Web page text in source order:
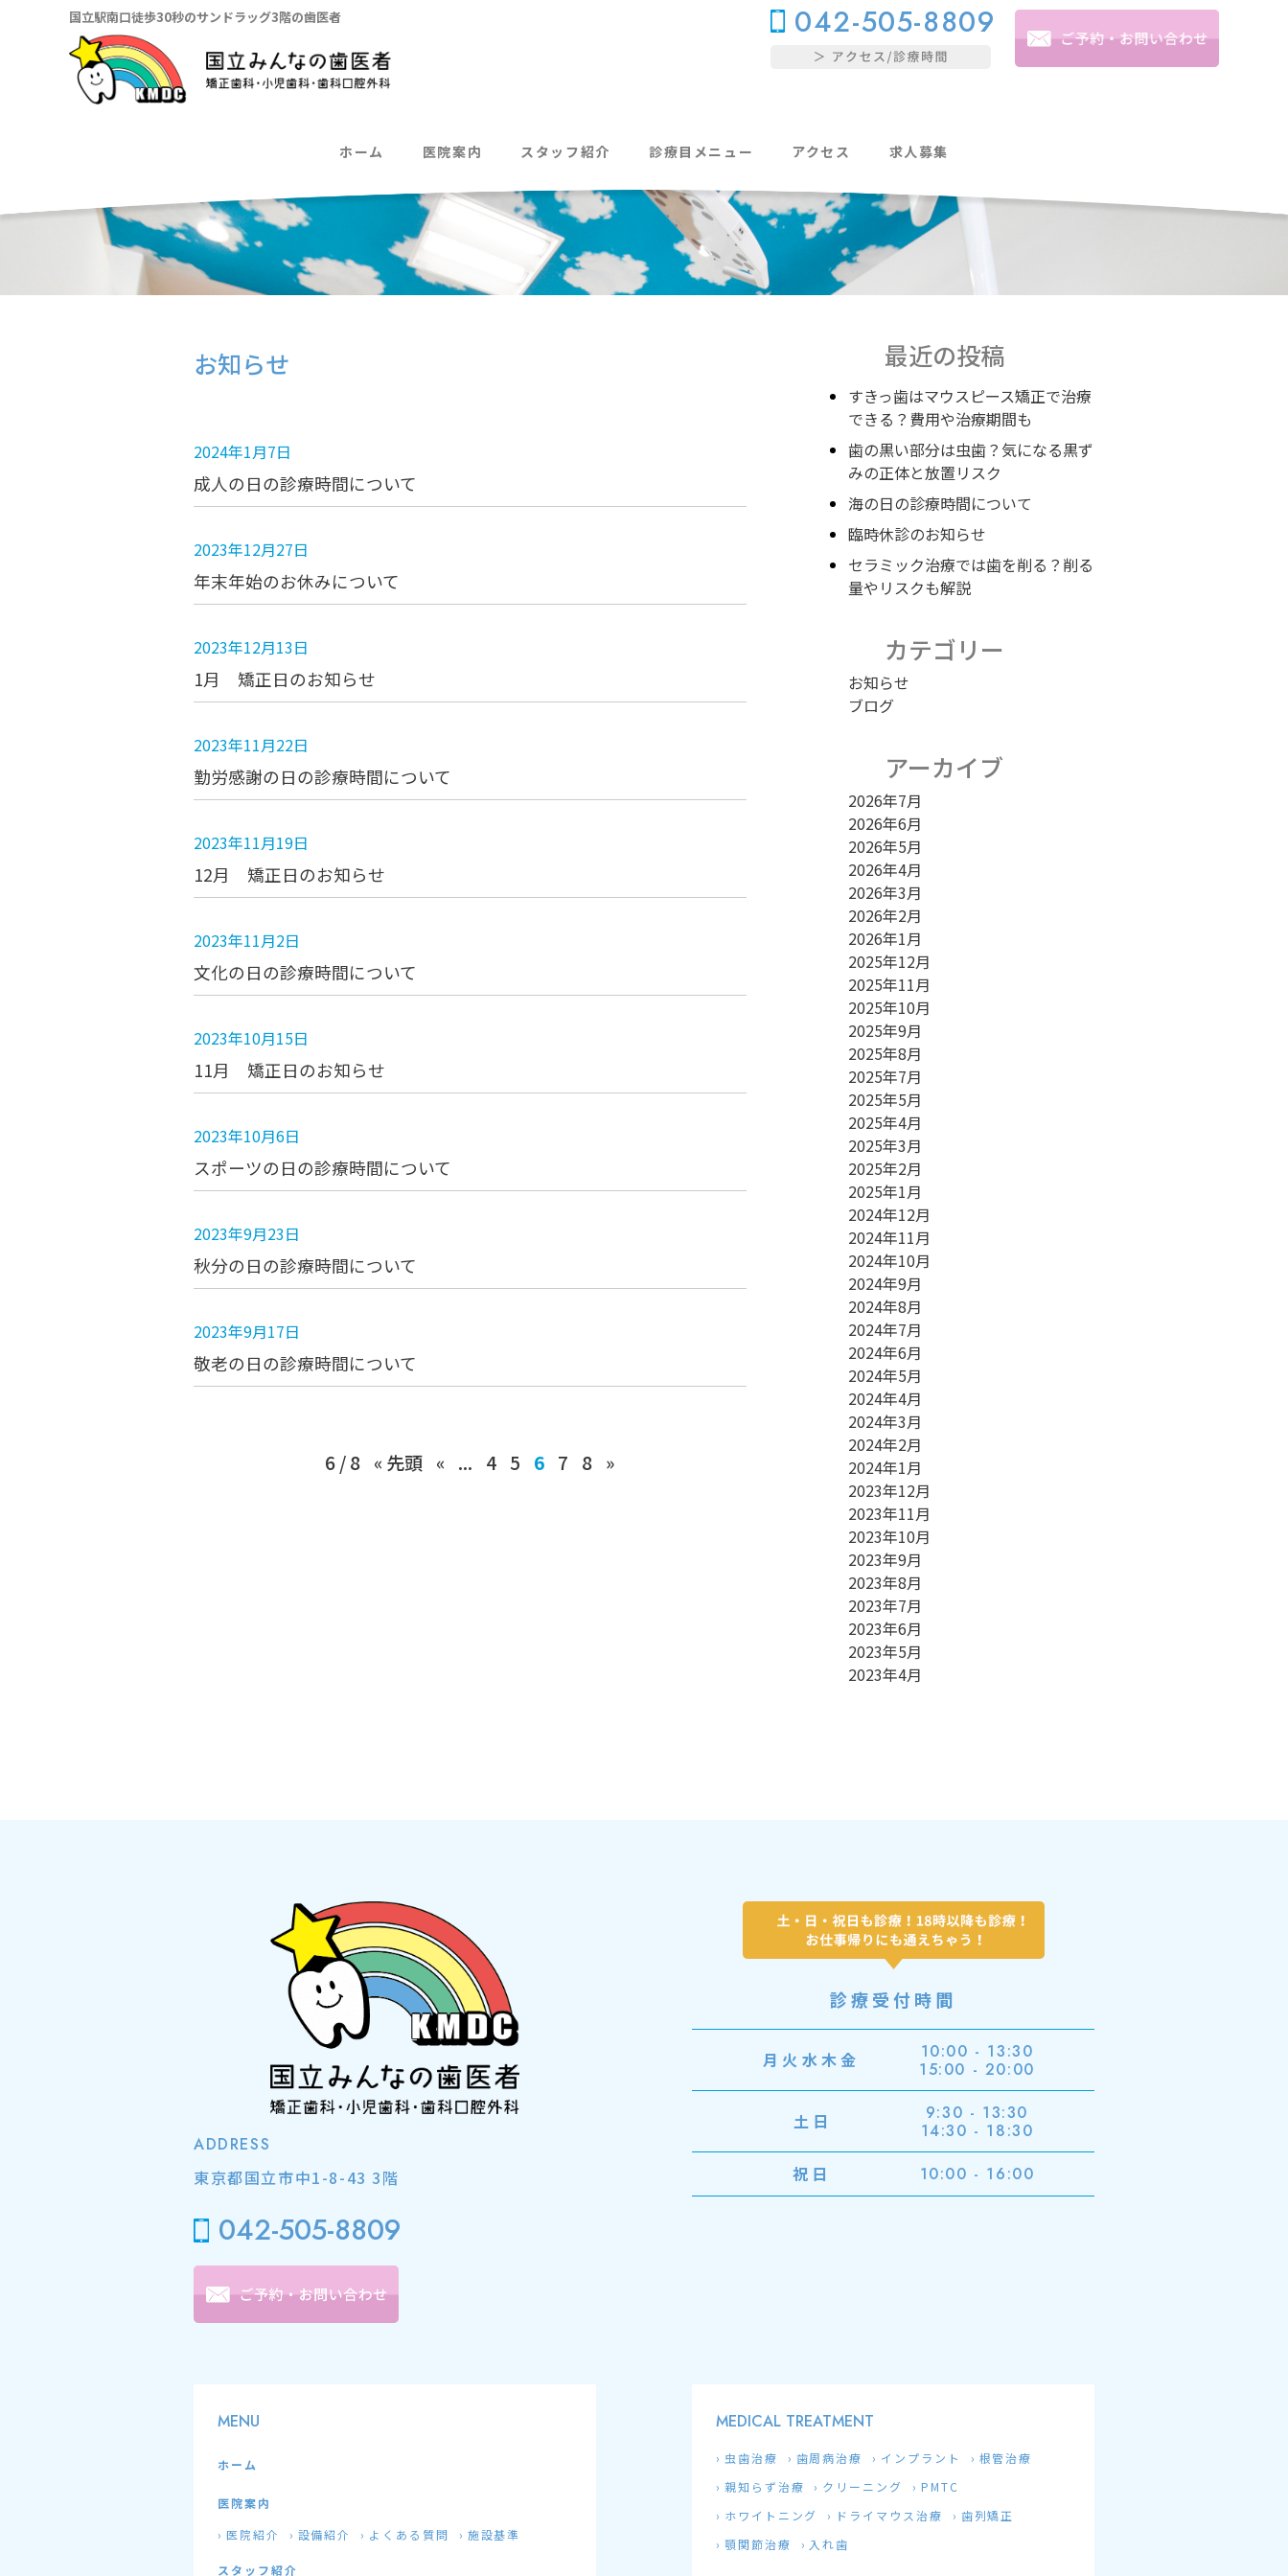
国立駅南口徒歩30秒のサンドラッグ3階の歯医者 042-505-8809
ホーム 医院案内 スタッフ紹介 診療目メニュー アクセス 求人募集
お知らせ
2024年1月7日
成人の日の診療時間について
2023年12月27日
年末年始のお休みについて
2023年12月13日
1月 矯正日のお知らせ
2023年11月22日
勤労感謝の日の診療時間について
2023年11月19日
12月 矯正日のお知らせ
2023年11月2日
文化の日の診療時間について
2023年10月15日
11月 矯正日のお知らせ
2023年10月6日
スポーツの日の診療時間について
2023年9月23日
秋分の日の診療時間について
2023年9月17日
敬老の日の診療時間について
6 / 8 « 先頭 « ... 4 5 6 7 8 »
最近の投稿
すきっ歯はマウスピース矯正で治療
できる？費用や治療期間も
歯の黒い部分は虫歯？気になる黒ず
みの正体と放置リスク
海の日の診療時間について
臨時休診のお知らせ
セラミック治療では歯を削る？削る
量やリスクも解説
カテゴリー
お知らせ
ブログ
アーカイブ
2026年7月
2026年6月
2026年5月
2026年4月
2026年3月
2026年2月
2026年1月
2025年12月
2025年11月
2025年10月
2025年9月
2025年8月
2025年7月
2025年5月
2025年4月
2025年3月
2025年2月
2025年1月
2024年12月
2024年11月
2024年10月
2024年9月
2024年8月
2024年7月
2024年6月
2024年5月
2024年4月
2024年3月
2024年2月
2024年1月
2023年12月
2023年11月
2023年10月
2023年9月
2023年8月
2023年7月
2023年6月
2023年5月
2023年4月
ADDRESS
東京都国立市中1-8-43 3階
042-505-8809
診療受付時間
月火水木金
10:00 - 13:30
15:00 - 20:00
土日
9:30 - 13:30
14:30 - 18:30
祝日 10:00 - 16:00
MENU
ホーム
医院案内
医院紹介
設備紹介 よくある質問 施設基準
スタッフ紹介
MEDICAL TREATMENT
虫歯治療 歯周病治療 インプラント
根管治療
親知らず治療
クリーニング
PMTC
ホワイトニング
ドライマウス治療
歯列矯正
顎関節治療
入れ歯